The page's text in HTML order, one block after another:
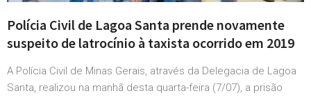
Polícia Civil de Lagoa Santa prende novamente
suspeito de latrocínio à taxista ocorrido em 2019
A Polícia Civil de Minas Gerais, através da Delegacia de Lagoa
Santa, realizou na manhã desta quarta-feira (7/07), a prisão